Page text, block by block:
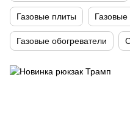
Газовые плиты
Газовые обогреватели